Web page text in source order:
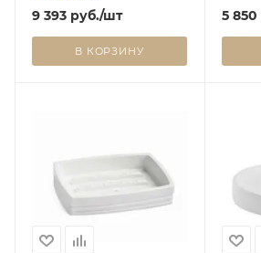
9 393 руб./шт
В КОРЗИНУ
5 850